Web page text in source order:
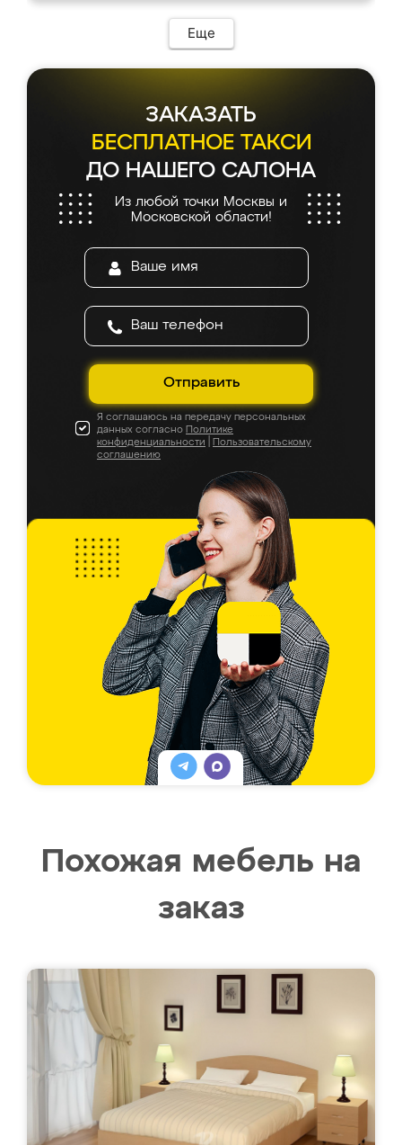
Еще
ЗАКАЗАТЬ
БЕСПЛАТНОЕ ТАКСИ
ДО НАШЕГО САЛОНА
Из любой точки Москвы и
Московской области!
Отправить
Я соглашаюсь на передачу персональных
данных согласно Политике
конфиденциальности
Пользовательскому
соглашению
Похожая мебель на
заказ